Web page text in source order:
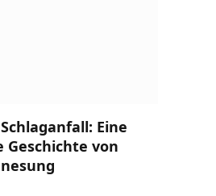
Eine
Geschichte von